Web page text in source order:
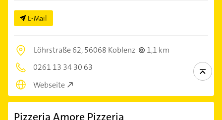
E-Mail
Löhrstraße 62,56068 Koblenz
1,1 km
0261 13 34 30 63
Webseite
Pizzeria Amore Pizzeria